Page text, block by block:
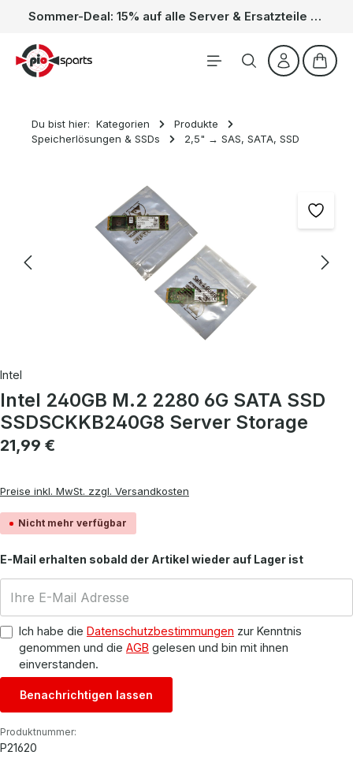
Zum Hauptinhalt springen Sommer-Deal: 15% auf alle Server & Ersatzteile – Kein Code nötig, der Rabatt wird automatisch im Warenkorb abgezogen. Gültig vom 01.06. bis 31.08.
Du bist hier: Kategorien
Produkte
Speicherlösungen & SSDs
2,5" → SAS, SATA, SSD
Intel
Intel 240GB M.2 2280 6G SATA SSD
SSDSCKKB240G8 Server Storage
Regulärer Preis:
21,99 €
Preise inkl. MwSt. zzgl. Versandkosten
Nicht mehr verfügbar
E-Mail erhalten sobald der Artikel wieder auf Lager ist
Ich habe die Datenschutzbestimmungen zur Kenntnis
genommen und die AGB gelesen und bin mit ihnen
einverstanden.
Benachrichtigen lassen
Produktnummer:
P21620